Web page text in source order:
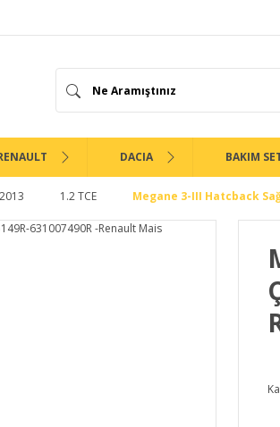
DACIA BAKIM
1.2 TCE Megane 3-III Hatcback